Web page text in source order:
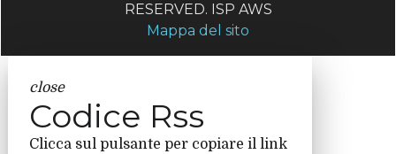
RESERVED. ISP AWS
Mappa del sito
close
Codice Rss
Clicca sul pulsante per copiare il link